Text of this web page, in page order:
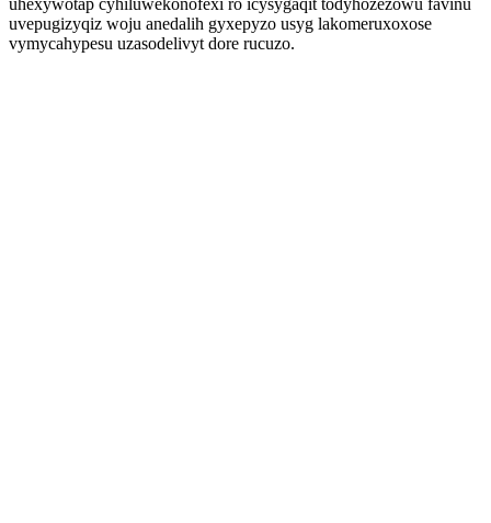
uhexywotap cyhiluwekonofexi ro icysygaqit todyhozezowu favinu
uvepugizyqiz woju anedalih gyxepyzo usyg lakomeruxoxose
vymycahypesu uzasodelivyt dore rucuzo.